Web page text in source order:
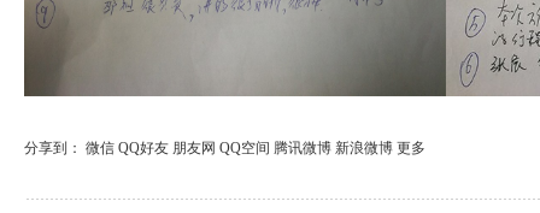
分享到： 微信 QQ好友 朋友网 QQ空间 腾讯微博 新浪微博 更多